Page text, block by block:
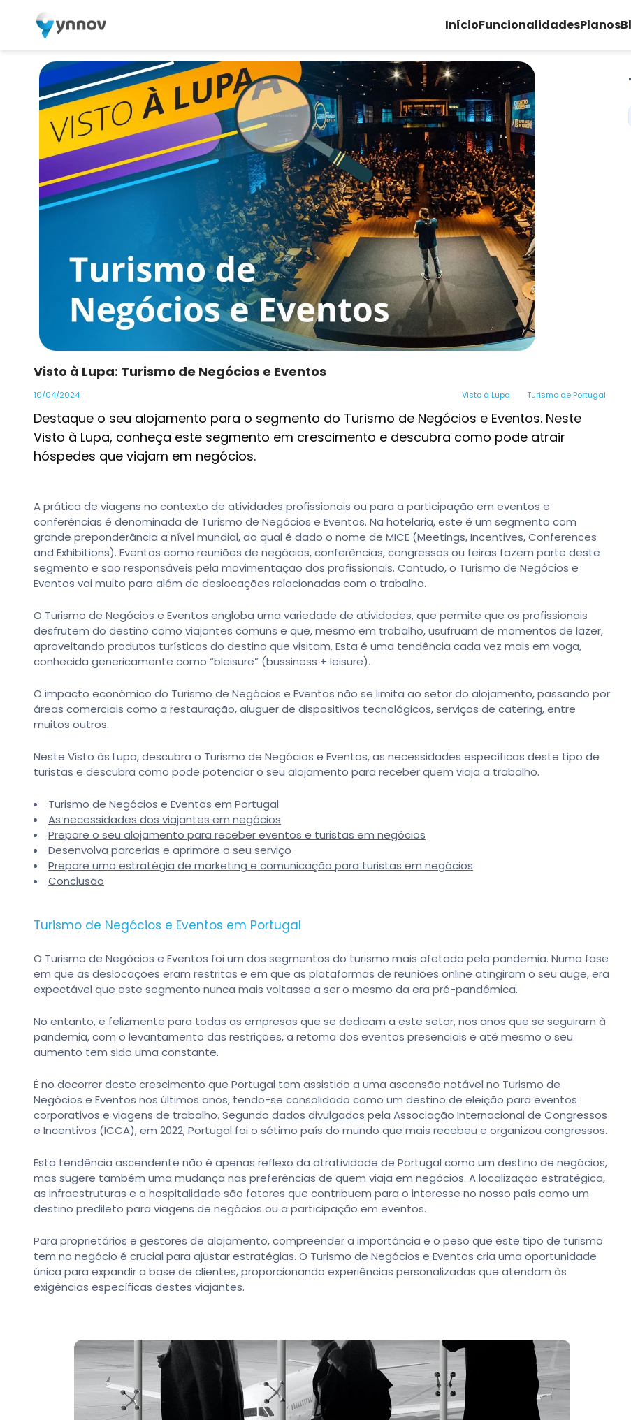
InícioFuncionalidadesPlanos
Visto à Lupa: Turismo de Negócios e Eventos
10/04/2024 Visto à Lupa Turismo de Portugal
Destaque o seu alojamento para o segmento do Turismo de Negócios e Eventos. Neste
Visto à Lupa, conheça este segmento em crescimento e descubra como pode atrair
hóspedes que viajam em negócios.
A prática de viagens no contexto de atividades profissionais ou para a participação em eventos e
conferências é denominada de Turismo de Negócios e Eventos. Na hotelaria, este é um segmento com
grande preponderância a nível mundial, ao qual é dado o nome de MICE (Meetings, Incentives, Conferences
and Exhibitions). Eventos como reuniões de negócios, conferências, congressos ou feiras fazem parte deste
segmento e são responsáveis pela movimentação dos profissionais. Contudo, o Turismo de Negócios e
Eventos vai muito para além de deslocações relacionadas com o trabalho.
O Turismo de Negócios e Eventos engloba uma variedade de atividades, que permite que os profissionais
desfrutem do destino como viajantes comuns e que, mesmo em trabalho, usufruam de momentos de lazer,
aproveitando produtos turísticos do destino que visitam. Esta é uma tendência cada vez mais em voga,
conhecida genericamente como “bleisure” (bussiness + leisure).
O impacto económico do Turismo de Negócios e Eventos não se limita ao setor do alojamento, passando por
áreas comerciais como a restauração, aluguer de dispositivos tecnológicos, serviços de catering, entre
muitos outros.
Neste Visto às Lupa, descubra o Turismo de Negócios e Eventos, as necessidades específicas deste tipo de
turistas e descubra como pode potenciar o seu alojamento para receber quem viaja a trabalho.
Turismo de Negócios e Eventos em Portugal
As necessidades dos viajantes em negócios
Prepare o seu alojamento para receber eventos e turistas em negócios
Desenvolva parcerias e aprimore o seu serviço
Prepare uma estratégia de marketing e comunicação para turistas em negócios
Conclusão
Turismo de Negócios e Eventos em Portugal
O Turismo de Negócios e Eventos foi um dos segmentos do turismo mais afetado pela pandemia. Numa fase
em que as deslocações eram restritas e em que as plataformas de reuniões online atingiram o seu auge, era
expectável que este segmento nunca mais voltasse a ser o mesmo da era pré-pandémica.
No entanto, e felizmente para todas as empresas que se dedicam a este setor, nos anos que se seguiram à
pandemia, com o levantamento das restrições, a retoma dos eventos presenciais e até mesmo o seu
aumento tem sido uma constante.
É no decorrer deste crescimento que Portugal tem assistido a uma ascensão notável no Turismo de
Negócios e Eventos nos últimos anos, tendo-se consolidado como um destino de eleição para eventos
corporativos e viagens de trabalho. Segundo dados divulgados pela Associação Internacional de Congressos
e Incentivos (ICCA), em 2022, Portugal foi o sétimo país do mundo que mais recebeu e organizou congressos.
Esta tendência ascendente não é apenas reflexo da atratividade de Portugal como um destino de negócios,
mas sugere também uma mudança nas preferências de quem viaja em negócios. A localização estratégica,
as infraestruturas e a hospitalidade são fatores que contribuem para o interesse no nosso país como um
destino predileto para viagens de negócios ou a participação em eventos.
Para proprietários e gestores de alojamento, compreender a importância e o peso que este tipo de turismo
tem no negócio é crucial para ajustar estratégias. O Turismo de Negócios e Eventos cria uma oportunidade
única para expandir a base de clientes, proporcionando experiências personalizadas que atendam às
exigências específicas destes viajantes.